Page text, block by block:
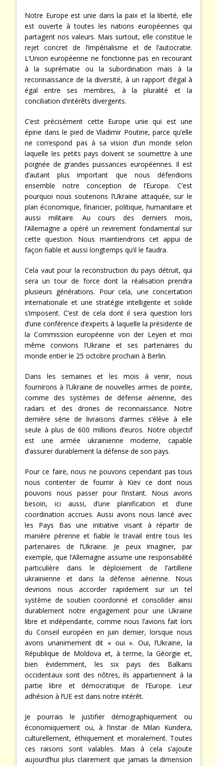
Notre Europe est unie dans la paix et la liberté, elle
est ouverte à toutes les nations européennes qui
partagent nos valeurs. Mais surtout, elle constitue le
rejet concret de l’impérialisme et de l’autocratie.
L’Union européenne ne fonctionne pas en recourant
à la suprématie ou la subordination mais à la
reconnaissance de la diversité, à un rapport d’égal à
égal entre ses membres, à la pluralité et la
conciliation d’intérêts divergents.
C’est précisément cette Europe unie qui est une
épine dans le pied de Vladimir Poutine, parce qu’elle
ne correspond pas à sa vision d’un monde selon
laquelle les petits pays doivent se soumettre à une
poignée de grandes puissances européennes. Il est
d’autant plus important que nous défendions
ensemble notre conception de l’Europe. C’est
pourquoi nous soutenons l’Ukraine attaquée, sur le
plan économique, financier, politique, humanitaire et
aussi militaire. Au cours des derniers mois,
l’Allemagne a opéré un revirement fondamental sur
cette question. Nous maintiendrons cet appui de
façon fiable et aussi longtemps qu’il le faudra.
Cela vaut pour la reconstruction du pays détruit, qui
sera un tour de force dont la réalisation prendra
plusieurs générations. Pour cela, une concertation
internationale et une stratégie intelligente et solide
s’imposent. C’est de cela dont il sera question lors
d’une conférence d’experts à laquelle la présidente de
la Commission européenne von der Leyen et moi
même convions l’Ukraine et ses partenaires du
monde entier le 25 octobre prochain à Berlin.
Dans les semaines et les mois à venir, nous
fournirons à l’Ukraine de nouvelles armes de pointe,
comme des systèmes de défense aérienne, des
radars et des drones de reconnaissance. Notre
dernière série de livraisons d’armes s’élève à elle
seule à plus de 600 millions d’euros. Notre objectif
est une armée ukrainienne moderne, capable
d’assurer durablement la défense de son pays.
Pour ce faire, nous ne pouvons cependant pas tous
nous contenter de fournir à Kiev ce dont nous
pouvons nous passer pour l’instant. Nous avons
besoin, ici aussi, d’une planification et d’une
coordination accrues. Aussi avons nous lancé avec
les Pays Bas une initiative visant à répartir de
manière pérenne et fiable le travail entre tous les
partenaires de l’Ukraine. Je peux imaginer, par
exemple, que l’Allemagne assume une responsabilité
particulière dans le déploiement de l’artillerie
ukrainienne et dans la défense aérienne. Nous
devrions nous accorder rapidement sur un tel
système de soutien coordonné et consolider ainsi
durablement notre engagement pour une Ukraine
libre et indépendante, comme nous l’avions fait lors
du Conseil européen en juin dernier, lorsque nous
avons unanimement dit « oui ». Oui, l’Ukraine, la
République de Moldova et, à terme, la Géorgie et,
bien évidemment, les six pays des Balkans
occidentaux sont des nôtres, ils appartiennent à la
partie libre et démocratique de l’Europe. Leur
adhésion à l’UE est dans notre intérêt.
Je pourrais le justifier démographiquement ou
économiquement ou, à l’instar de Milan Kundera,
culturellement, éthiquement et moralement. Toutes
ces raisons sont valables. Mais à cela s’ajoute
aujourd’hui plus clairement que jamais la dimension